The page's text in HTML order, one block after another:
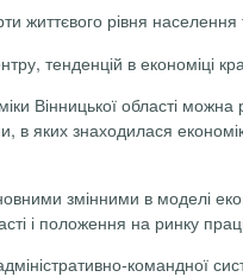
життєвого рівня населення
тенденцій в економіці
Вінницької області
яких знаходилася
змінними в моделі
і положення на ринку
командної